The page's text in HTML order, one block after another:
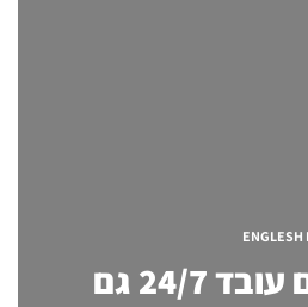
ENGLESH
העסק שלכם עובד 24/7 גם